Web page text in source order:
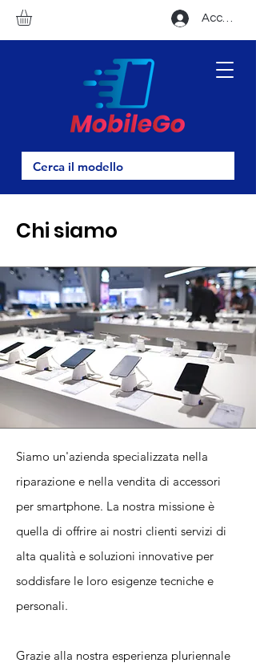
Accedi
Chi siamo
Siamo un'azienda specializzata nella
riparazione e nella vendita di accessori
per smartphone. La nostra missione è
quella di offrire ai nostri clienti servizi di
alta qualità e soluzioni innovative per
soddisfare le loro esigenze tecniche e
personali.
Grazie alla nostra esperienza pluriennale